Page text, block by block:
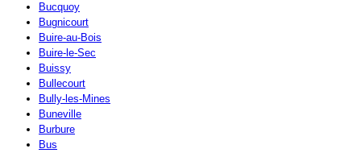
Bucquoy
Bugnicourt
Buire-au-Bois
Buire-le-Sec
Buissy
Bullecourt
Bully-les-Mines
Buneville
Burbure
Bus